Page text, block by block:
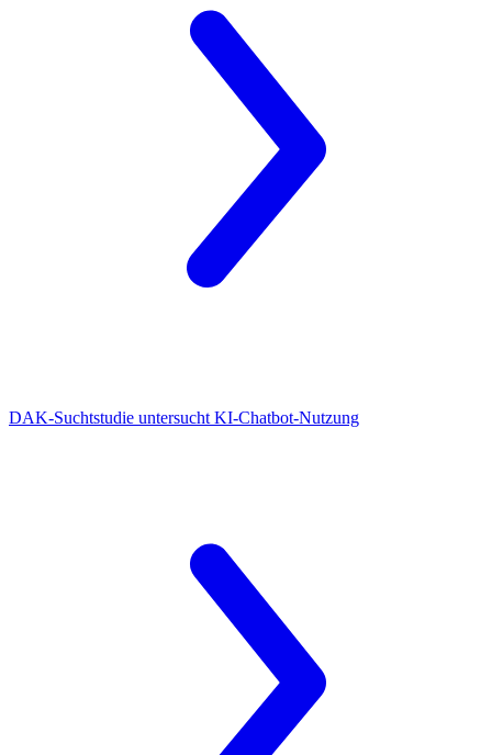
DAK-Suchtstudie untersucht KI-Chatbot-Nutzung